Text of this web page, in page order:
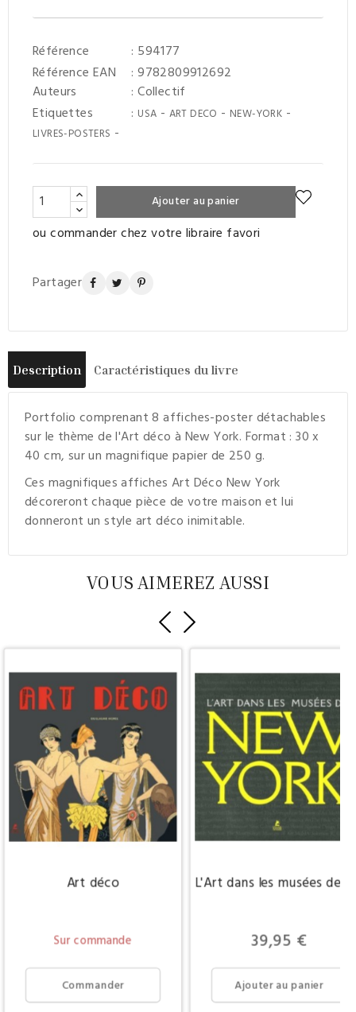
Référence
: 594177
Référence EAN
: 9782809912692
Auteurs
:Collectif
Etiquettes
: USA - ART DECO - NEW-YORK -
LIVRES-POSTERS -
Ajouter au panier
ou commander chez votre libraire favori
Partager
Description Caractéristiques du livre
Portfolio comprenant 8 affiches-poster détachables
sur le thème de l'Art déco à New York. Format : 30 x
40 cm, sur un magnifique papier de 250 g.
Ces magnifiques affiches Art Déco New York
décoreront chaque pièce de votre maison et lui
donneront un style art déco inimitable.
VOUS AIMEREZ AUSSI
Art déco
Sur commande
Commander
L'Art dans les musées de
Prix
39,95 €
Ajouter au panier